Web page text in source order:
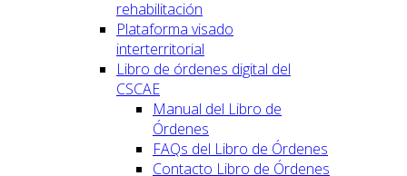
rehabilitación
Plataforma visado
interterritorial
Libro de órdenes digital del
CSCAE
Manual del Libro de
Órdenes
FAQs del Libro de Órdenes
Contacto Libro de Órdenes